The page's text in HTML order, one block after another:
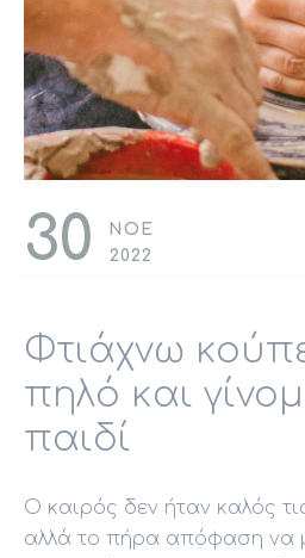
30
ΝΟΕ
2022
Φτιάχνω
πηλό και
παιδί
Ο καιρός δεν ήταν καλός
αλλά το πήρα απόφαση να